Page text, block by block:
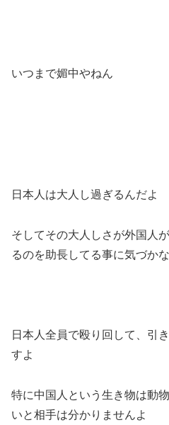
いつまで媚中やねん
日本人は大人し過ぎるんだよ
そしてその大人しさが外国人
るのを助長してる事に気づか
日本人全員で殴り回して、引
すよ
特に中国人という生き物は動
いと相手は分かりませんよ